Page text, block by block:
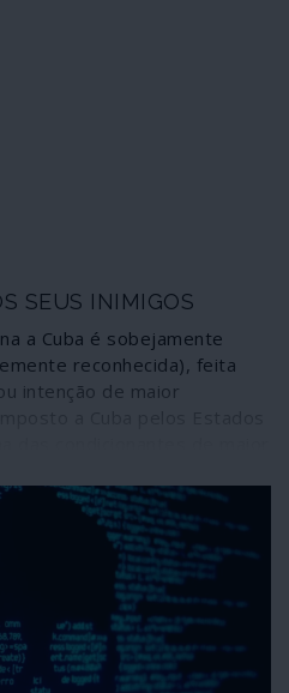
SEUS INIMIGOS
a Cuba é sobejamente
reconhecida), feita
intenção de maior
(datado de 1998 e hoje
pela “National Security
Corporation, instituição de
norte-americanos,
a mudança de regime, ou
seguida por Cuba,
para alcançar aquele